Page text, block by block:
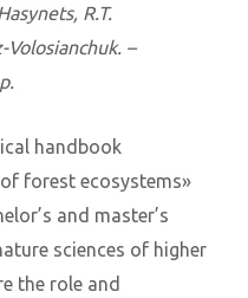
R.T.
Volosianchuk. –
handbook
forest ecosystems»
and master’s
sciences of higher
the role and